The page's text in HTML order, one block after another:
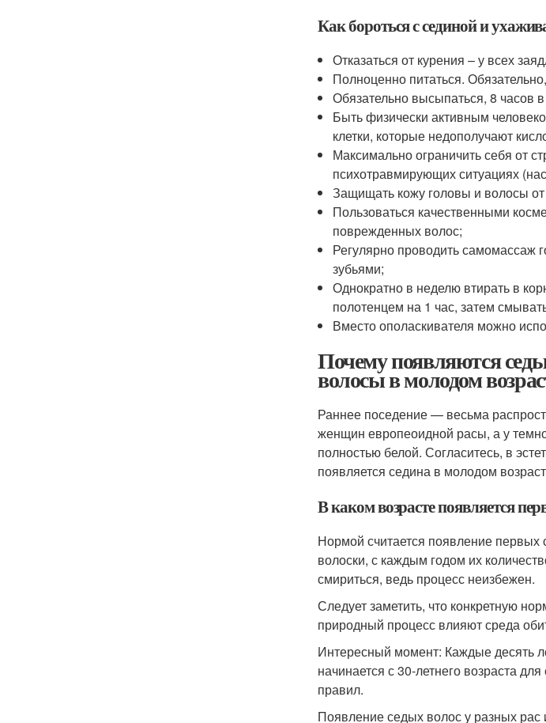
Как бороться с сединой и
Отказаться от курения – у всех
Полноценно питаться.
Обязательно высыпаться, 8 часов в
Быть физически активным
клетки, которые недополучают
Максимально ограничить себя от
психотравмирующих ситуациях
Защищать кожу головы и волосы
Пользоваться качественными
поврежденных волос;
Регулярно проводить самомассаж
зубьями;
Однократно в неделю втирать в
полотенцем на 1 час, затем
Вместо ополаскивателя можно
Почему появляются
волосы в молодом
Раннее поседение — весьма
женщин европеоидной расы, а у
полностью белой. Согласитесь, в
появляется седина в молодом
В каком возрасте появляется
Нормой считается появление первых
волоски, с каждым годом их
смириться, ведь процесс неизбежен.
Следует заметить, что конкретную
природный процесс влияют среда
Интересный момент: Каждые десять
начинается с 30-летнего возраста
правил.
Появление седых волос у разных рас